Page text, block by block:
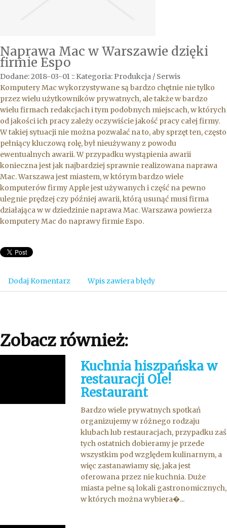
Naprawa Mac w Warszawie dzięki
firmie Espo
Dodane: 2018-03-01 :: Kategoria: Produkcja / Serwis
Komputery Mac wykorzystywane są bardzo chętnie nie tylko
przez wielu użytkowników prywatnych, ale także w bardzo
wielu firmach redakcjach i tym podobnych miejscach, w których
od jakości ich pracy zależy oczywiście jakość pracy całej firmy.
W takiej sytuacji nie można pozwalać na to, aby sprzęt ten, często
pełniący kluczową rolę, był nieużywany z powodu
ewentualnych awarii. W przypadku wystąpienia awarii
konieczna jest jak najbardziej sprawnie realizowana naprawa
Mac. Warszawa jest miastem, w którym bardzo wiele
komputerów firmy Apple jest używanych i część na pewno
ulegnie prędzej czy później awarii, którą usunąć musi firma
działająca w w dziedzinie naprawa Mac. Warszawa powierza
komputery Mac do naprawy firmie Espo.
Dodaj Komentarz Wpis zawiera błędy
Zobacz również:
Kuchnia hiszpańska w
restauracji Ole!
Restaurant
Bardzo wiele prywatnych spotkań
organizujemy w różnego rodzaju
klubach lub restauracjach, przypadku zaś
tych ostatnich dobieramy je przede
wszystkim pod względem kulinarnym, a
więc zastanawiamy się, jaka jest
oferowana przez nie kuchnia. Duże
miasta pełne są lokali gastronomicznych,
w których można wybiera�...